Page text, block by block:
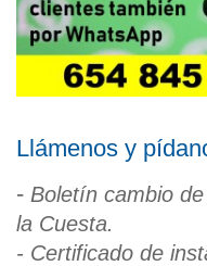
Llámenos y
- Boletín cambio
la Cuesta.
- Certificado de